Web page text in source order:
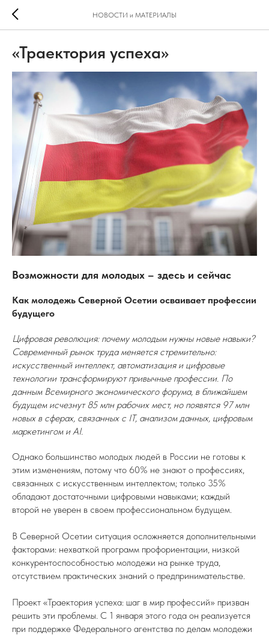
НОВОСТИ и МАТЕРИАЛЫ
«Траектория успеха»
Возможности для молодых – здесь и сейчас
Как молодежь Северной Осетии осваивает профессии
будущего
Цифровая революция: почему молодым нужны новые навыки?
Современный рынок труда меняется стремительно:
искусственный интеллект, автоматизация и цифровые
технологии трансформируют привычные профессии. По
данным Всемирного экономического форума, в ближайшем
будущем исчезнут 85 млн рабочих мест, но появятся 97 млн
новых в сферах, связанных с IT, анализом данных, цифровым
маркетингом и AI.
Однако большинство молодых людей в России не готовы к
этим изменениям, потому что 60% не знают о профессиях,
связанных с искусственным интеллектом; только 35%
обладают достаточными цифровыми навыками; каждый
второй не уверен в своем профессиональном будущем.
В Северной Осетии ситуация осложняется дополнительными
факторами: нехваткой программ профориентации, низкой
конкурентоспособностью молодежи на рынке труда,
отсутствием практических знаний о предпринимательстве.
Проект «Траектория успеха: шаг в мир профессий» призван
решить эти проблемы. С 1 января этого года он реализуется
при поддержке Федерального агентства по делам молодежи